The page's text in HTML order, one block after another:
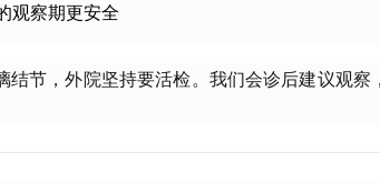
观察期更安全
节，外院坚持要活检。我们会诊后建议观察